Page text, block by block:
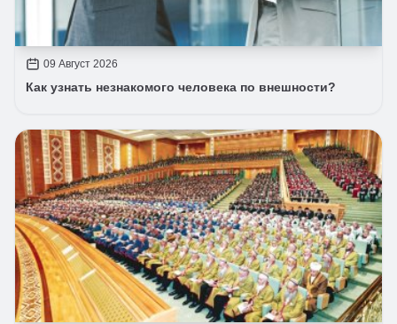
09 Август 2026
Как узнать незнакомого человека по внешности?